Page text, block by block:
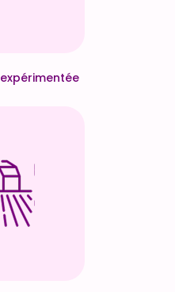
expérimentée